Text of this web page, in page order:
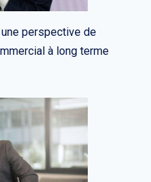
perspective de
à long terme